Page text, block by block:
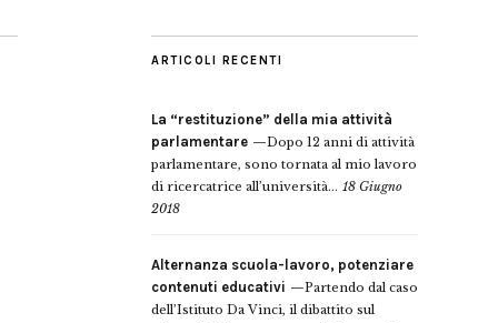
ARTICOLI RECENTI
La “restituzione” della mia attività
parlamentare
Dopo 12 anni di attività
parlamentare, sono tornata al mio lavoro
di ricercatrice all’università... 18 Giugno
2018
Alternanza scuola-lavoro, potenziare
contenuti educativi
Partendo dal caso
dell’Istituto Da Vinci, il dibattito sul